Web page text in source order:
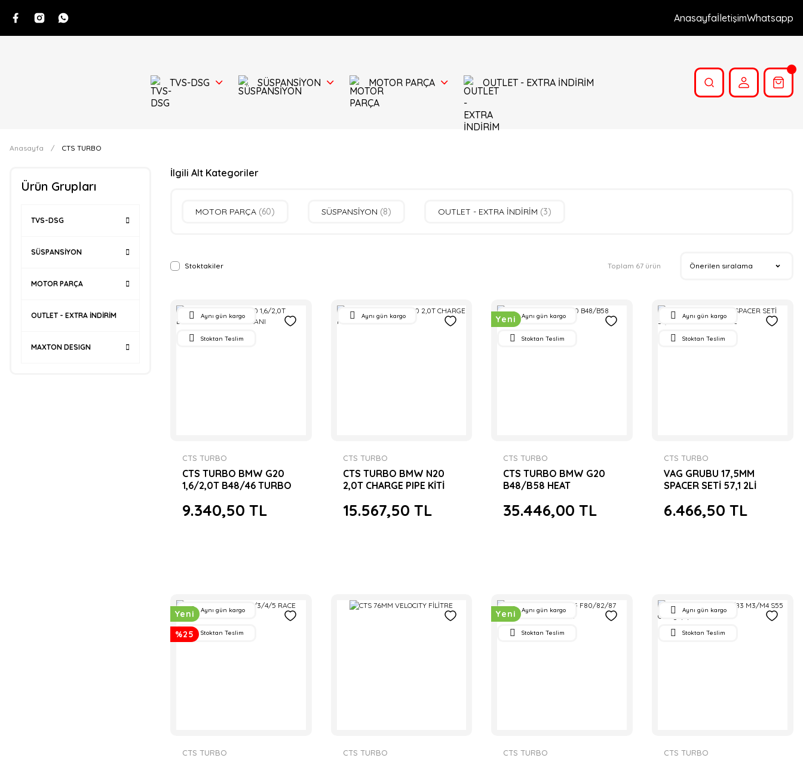
AnasayfaİletişimWhatsapp
TVS-DSG SÜSPANSİYON MOTOR PARÇA OUTLET - EXTRA İNDİRİM
Anasayfa CTS TURBO
Ürün Grupları
TVS-DSG
SÜSPANSİYON
MOTOR PARÇA
OUTLET - EXTRA İNDİRİM
MAXTON DESIGN
İlgili Alt Kategoriler
MOTOR PARÇA (60) SÜSPANSİYON (8) OUTLET - EXTRA İNDİRİM (3)
Stoktakiler Toplam 67 ürün
Aynı gün kargo
Stoktan Teslim
CTS TURBO
CTS TURBO BMW G20
1,6/2,0T B48/46 TURBO
9.340,50 TL
Aynı gün kargo
CTS TURBO
CTS TURBO BMW N20
2,0T CHARGE PIPE KİTİ
15.567,50 TL
Yeni Aynı gün kargo
Stoktan Teslim
CTS TURBO
CTS TURBO BMW G20
B48/B58 HEAT
35.446,00 TL
Aynı gün kargo
Stoktan Teslim
CTS TURBO
VAG GRUBU 17,5MM
SPACER SETİ 57,1 2Lİ
6.466,50 TL
Yeni
%25
Aynı gün kargo
Stoktan Teslim
CTS TURBO CTS TURBO
Yeni Aynı gün kargo
Stoktan Teslim
CTS TURBO
Aynı gün kargo
Stoktan Teslim
CTS TURBO